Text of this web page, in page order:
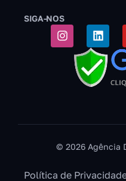
SIGA-NOS
© 2026 Agência
Política de